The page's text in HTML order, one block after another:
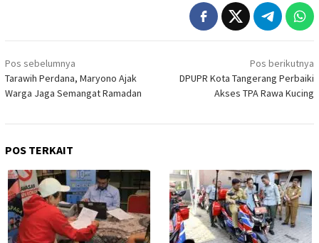
Navigasi
pos
Pos sebelumnya
Tarawih Perdana, Maryono Ajak
Warga Jaga Semangat Ramadan
Pos berikutnya
DPUPR Kota Tangerang Perbaiki
Akses TPA Rawa Kucing
POS TERKAIT